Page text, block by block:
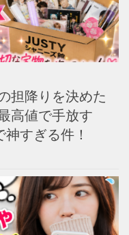
担降りを決めた
高値で手放す
神すぎる件！